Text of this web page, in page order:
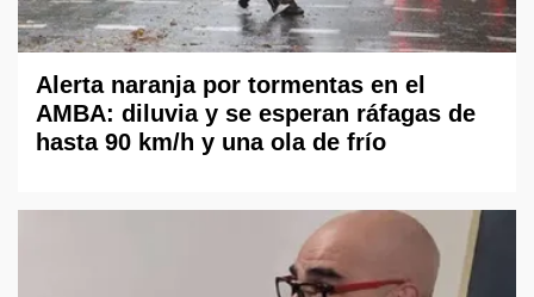
Alerta naranja por tormentas en el
AMBA: diluvia y se esperan ráfagas de
hasta 90 km/h y una ola de frío